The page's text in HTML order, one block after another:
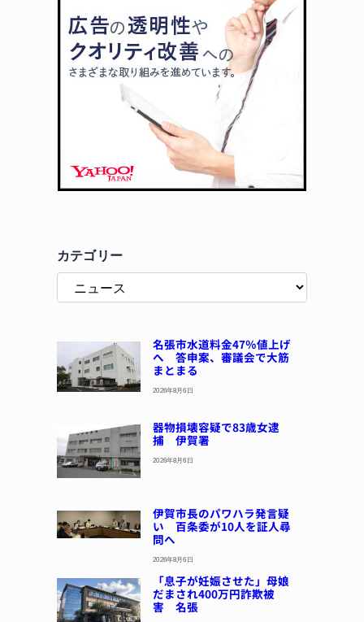
カテゴリー
名張市水道料金47％値上げ
へ 答申案、審議会で大筋
まとまる
2026年8月6日
器物損壊容疑で83歳女逮
捕 伊賀署
2026年8月6日
伊賀市長のパワハラ発言疑
い 百条委が10人を証人尋
問へ
2026年8月6日
「息子が妊娠させた」母娘
だまされ400万円詐欺被
害 名張